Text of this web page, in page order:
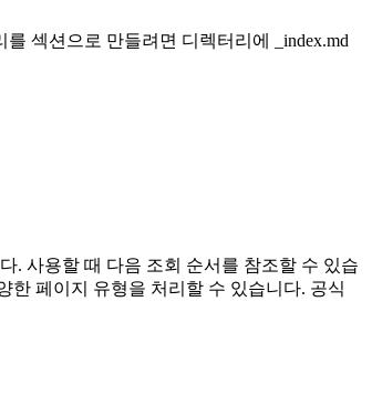
섹션으로 만들려면 디렉터리에 _index.md
. 사용할 때 다음 조회 순서를 참조할 수 있습
한 페이지 유형을 처리할 수 있습니다. 공식